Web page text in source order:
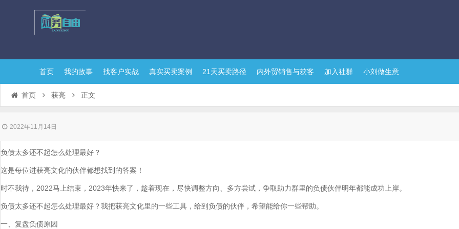
首页 我的故事 找客户实战 真实买卖案例 21天买卖路径 内外贸销售与获客 加入社群 小刘做生意
首页 获亮 正文
2022年11月14日
负债太多还不起怎么处理最好？
这是每位进获亮文化的伙伴都想找到的答案！
时不我待，2022马上结束，2023年快来了，趁着现在，尽快调整方向、多方尝试，争取助力群里的负债伙伴明年都能成功上岸。
负债太多还不起怎么处理最好？我把获亮文化里的一些工具，给到负债的伙伴，希望能给你一些帮助。
一、复盘负债原因